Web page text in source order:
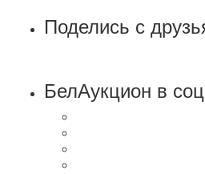
Поделись с
БелАукцион в